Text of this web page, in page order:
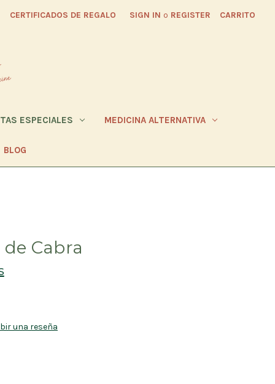
CERTIFICADOS DE REGALO SIGN IN o REGISTER CARRITO
ESPECIALES MEDICINA ALTERNATIVA
BLOG
Cabra
una reseña